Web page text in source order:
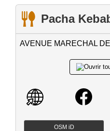
Pacha
AVENUE MARECHAL
OSM iD